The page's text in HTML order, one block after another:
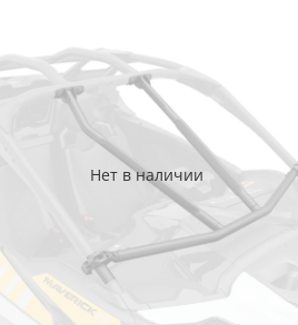
Нет в наличии